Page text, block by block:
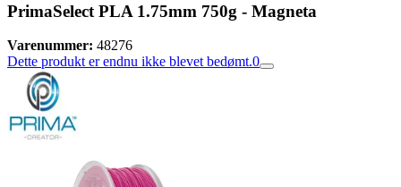
PrimaSelect PLA 1.75mm 750g - Magneta
Varenummer: 48276
Dette produkt er endnu ikke blevet bedømt.0